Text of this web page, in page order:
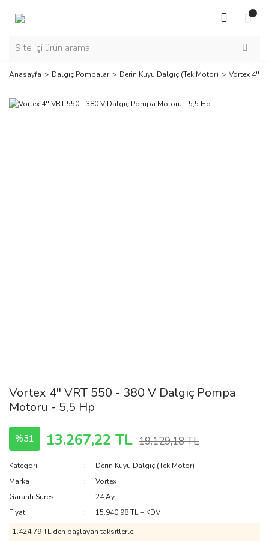
Anasayfa Dalgıç Pompalar Derin Kuyu Dalgıç (Tek Motor) Vortex 4''
Vortex 4'' VRT 550 - 380 V Dalgıç Pompa
Motoru - 5,5 Hp
%31 13.267,22 TL 19.129,18 TL
Kategori
Derin Kuyu Dalgıç (Tek Motor)
Marka
Vortex
Garanti Süresi
24 Ay
Fiyat
15.940,98 TL + KDV
1.424,79 TL den başlayan taksitlerle!